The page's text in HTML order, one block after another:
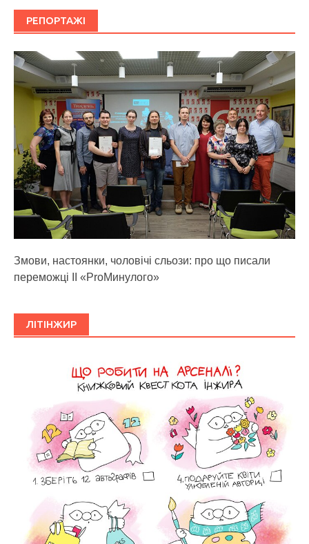
РЕПОРТАЖІ
Змови, настоянки, чоловічі сльози: про що писали
переможці ІІ «ProМинулого»
ЛІТІНЖИР